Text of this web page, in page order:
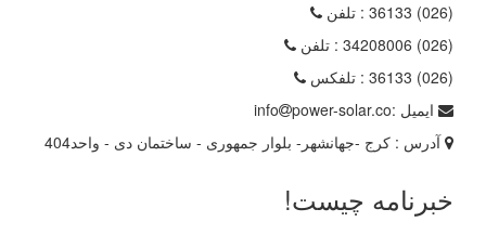
(026) 36133
: تلفن
(026) 34208006
: تلفن
(026) 36133
: تلفکس
ایمیل :
info
power-solar.co
آدرس : کرج -جهانشهر- بلوار جمهوری - ساختمان دی - واحد404
خبرنامه چیست!